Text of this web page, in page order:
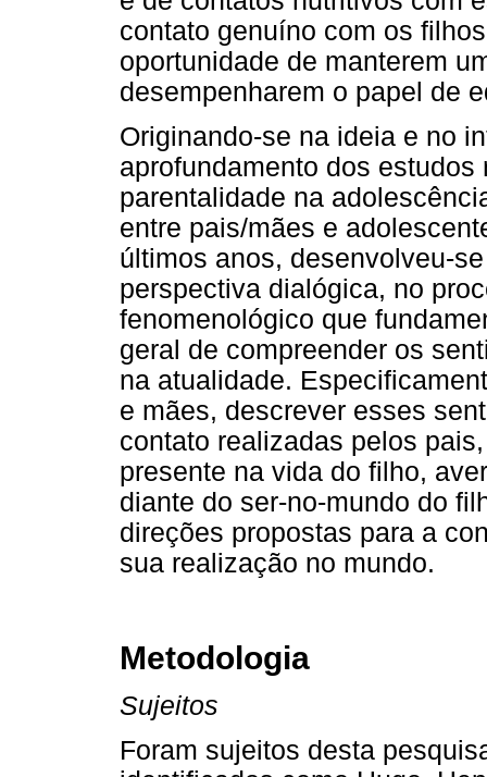
contato genuíno com os
oportunidade de manterem
desempenharem o papel de
Originando-se na ideia e no
aprofundamento dos
parentalidade na
entre pais/mães e
últimos anos, desenvolveu-
perspectiva dialógica, no
fenomenológico que
geral de compreender os
na atualidade.
e mães, descrever esses
contato realizadas pelos
presente na vida do filho,
diante do ser-no-mundo do
direções propostas para a
sua realização no mundo.
Metodologia
Sujeitos
Foram sujeitos desta